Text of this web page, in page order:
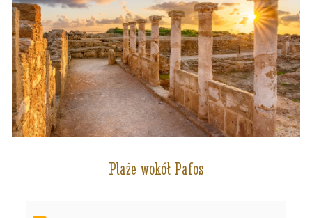
Plaże wokół Pafos